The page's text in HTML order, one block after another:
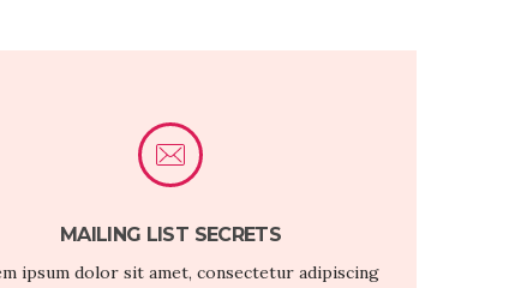
MAILING LIST SECRETS
ipsum dolor sit amet, consectetur adipiscing